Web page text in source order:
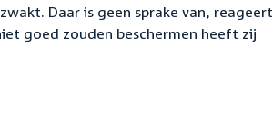
Daar is geen sprake van, reageert
goed zouden beschermen heeft zij